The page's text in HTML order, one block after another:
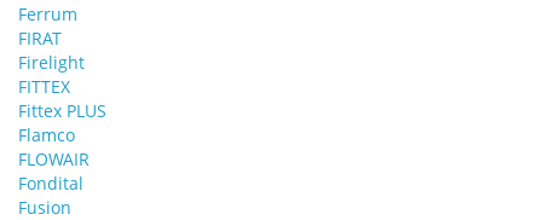
Ferrum
FIRAT
Firelight
FITTEX
Fittex PLUS
Flamco
FLOWAIR
Fondital
Fusion